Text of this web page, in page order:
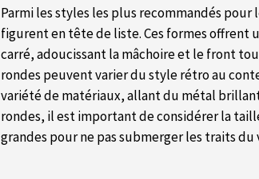
Parmi les styles les plus recommandés pour
figurent en tête de liste. Ces formes offrent
carré, adoucissant la mâchoire et le front
rondes peuvent varier du style rétro au
variété de matériaux, allant du métal
rondes, il est important de considérer la
grandes pour ne pas submerger les traits du